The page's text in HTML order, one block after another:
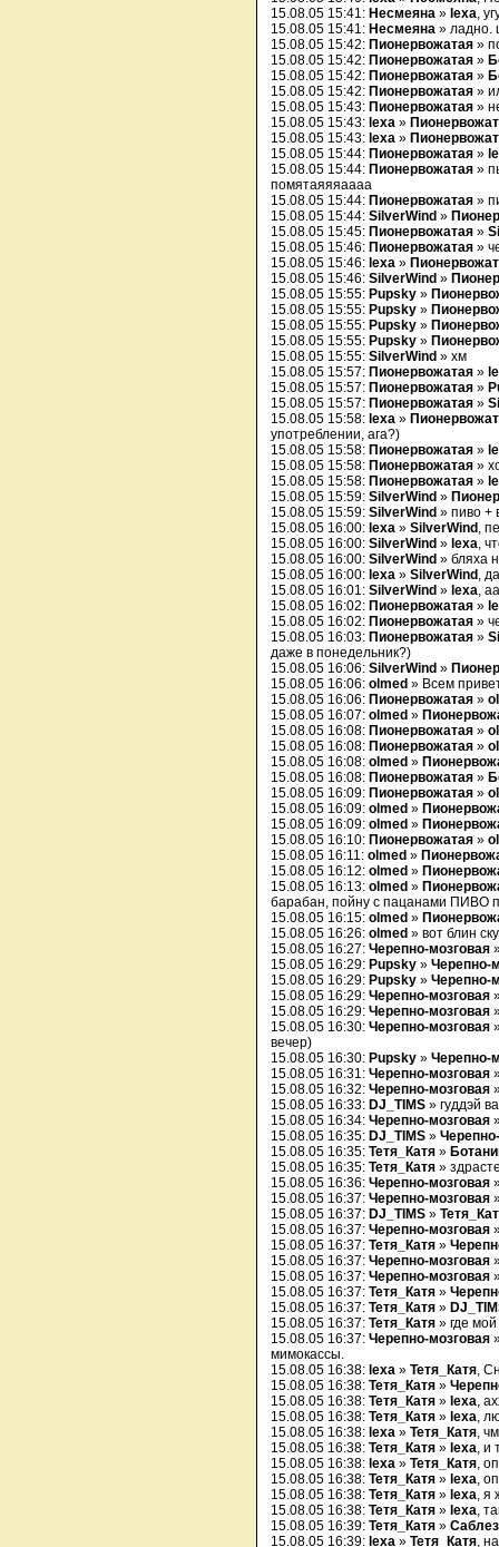
15.08.05 15:41: Несмеяна » lexa,
15.08.05 15:41: Несмеяна » ладно.
15.08.05 15:42: Пионервожатая »
15.08.05 15:42: Пионервожатая »
15.08.05 15:42: Пионервожатая »
15.08.05 15:42: Пионервожатая »
15.08.05 15:43: Пионервожатая »
15.08.05 15:43: lexa »
15.08.05 15:43: lexa »
15.08.05 15:44: Пионервожатая »
15.08.05 15:44: Пионервожатая »
помятаяяяаааа
15.08.05 15:44: Пионервожатая »
15.08.05 15:44: SilverWind »
15.08.05 15:45: Пионервожатая »
15.08.05 15:46: Пионервожатая »
15.08.05 15:46: lexa »
15.08.05 15:46: SilverWind »
15.08.05 15:55: Pupsky »
15.08.05 15:55: Pupsky »
15.08.05 15:55: Pupsky »
15.08.05 15:55: Pupsky »
15.08.05 15:55: SilverWind » хм
15.08.05 15:57: Пионервожатая »
15.08.05 15:57: Пионервожатая »
15.08.05 15:57: Пионервожатая »
15.08.05 15:58: lexa »
употреблении, ага?)
15.08.05 15:58: Пионервожатая »
15.08.05 15:58: Пионервожатая »
15.08.05 15:58: Пионервожатая »
15.08.05 15:59: SilverWind »
15.08.05 15:59: SilverWind » пиво +
15.08.05 16:00: lexa » SilverWind ,
15.08.05 16:00: SilverWind » lexa,
15.08.05 16:00: SilverWind » бляха
15.08.05 16:00: lexa » SilverWind ,
15.08.05 16:01: SilverWind » lexa,
15.08.05 16:02: Пионервожатая »
15.08.05 16:02: Пионервожатая »
15.08.05 16:03: Пионервожатая »
даже в понедельник?)
15.08.05 16:06: SilverWind »
15.08.05 16:06: olmed » Всем
15.08.05 16:06: Пионервожатая »
15.08.05 16:07: olmed »
15.08.05 16:08: Пионервожатая »
15.08.05 16:08: Пионервожатая »
15.08.05 16:08: olmed »
15.08.05 16:08: Пионервожатая »
15.08.05 16:09: Пионервожатая »
15.08.05 16:09: olmed »
15.08.05 16:09: olmed »
15.08.05 16:10: Пионервожатая »
15.08.05 16:11: olmed »
15.08.05 16:12: olmed »
15.08.05 16:13: olmed »
барабан, пойну с пацанами ПИВО
15.08.05 16:15: olmed »
15.08.05 16:26: olmed » вот блин
15.08.05 16:27: Черепно-мозговая
15.08.05 16:29: Pupsky » Черепно-
15.08.05 16:29: Pupsky » Черепно-
15.08.05 16:29: Черепно-мозговая
15.08.05 16:29: Черепно-мозговая
15.08.05 16:30: Черепно-мозговая
вечер)
15.08.05 16:30: Pupsky » Черепно-
15.08.05 16:31: Черепно-мозговая
15.08.05 16:32: Черепно-мозговая
15.08.05 16:33: DJ_TIMS » гуддэй
15.08.05 16:34: Черепно-мозговая
15.08.05 16:35: DJ_TIMS »
15.08.05 16:35: Тетя_Катя »
15.08.05 16:35: Тетя_Катя »
15.08.05 16:36: Черепно-мозговая
15.08.05 16:37: Черепно-мозговая
15.08.05 16:37: DJ_TIMS »
15.08.05 16:37: Черепно-мозговая
15.08.05 16:37: Тетя_Катя »
15.08.05 16:37: Черепно-мозговая
15.08.05 16:37: Черепно-мозговая
15.08.05 16:37: Тетя_Катя »
15.08.05 16:37: Тетя_Катя »
15.08.05 16:37: Тетя_Катя » где
15.08.05 16:37: Черепно-мозговая
мимокассы.
15.08.05 16:38: lexa » Тетя_Катя,
15.08.05 16:38: Тетя_Катя »
15.08.05 16:38: Тетя_Катя » lexa,
15.08.05 16:38: Тетя_Катя » lexa,
15.08.05 16:38: lexa » Тетя_Катя,
15.08.05 16:38: Тетя_Катя » lexa, и
15.08.05 16:38: lexa » Тетя_Катя,
15.08.05 16:38: Тетя_Катя » lexa,
15.08.05 16:38: Тетя_Катя » lexa, я
15.08.05 16:38: Тетя_Катя » lexa,
15.08.05 16:39: Тетя_Катя »
15.08.05 16:39: lexa » Тетя_Катя,